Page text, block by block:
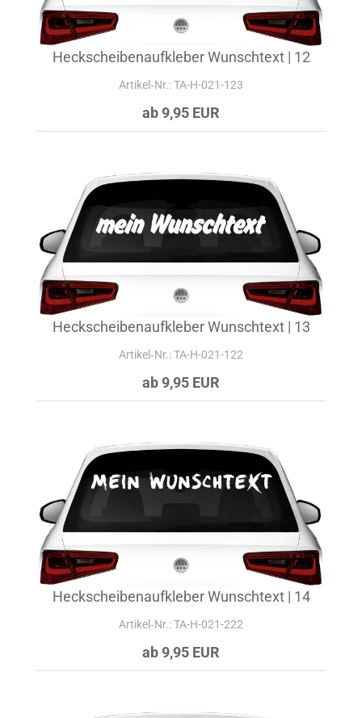
Heckscheibenaufkleber Wunschtext | 12
Artikel‑Nr.: TA-H-021-123
ab 9,95 EUR
Heckscheibenaufkleber Wunschtext | 13
Artikel‑Nr.: TA-H-021-122
ab 9,95 EUR
Heckscheibenaufkleber Wunschtext | 14
Artikel‑Nr.: TA-H-021-222
ab 9,95 EUR